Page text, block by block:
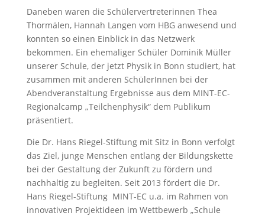
Daneben waren die Schülervertreterinnen Thea
Thormälen, Hannah Langen vom HBG anwesend und
konnten so einen Einblick in das Netzwerk
bekommen. Ein ehemaliger Schüler Dominik Müller
unserer Schule, der jetzt Physik in Bonn studiert, hat
zusammen mit anderen SchülerInnen bei der
Abendveranstaltung Ergebnisse aus dem MINT-EC-
Regionalcamp „Teilchenphysik“ dem Publikum
präsentiert.
Die Dr. Hans Riegel-Stiftung mit Sitz in Bonn verfolgt
das Ziel, junge Menschen entlang der Bildungskette
bei der Gestaltung der Zukunft zu fördern und
nachhaltig zu begleiten. Seit 2013 fördert die Dr.
Hans Riegel-Stiftung MINT-EC u.a. im Rahmen von
innovativen Projektideen im Wettbewerb „Schule